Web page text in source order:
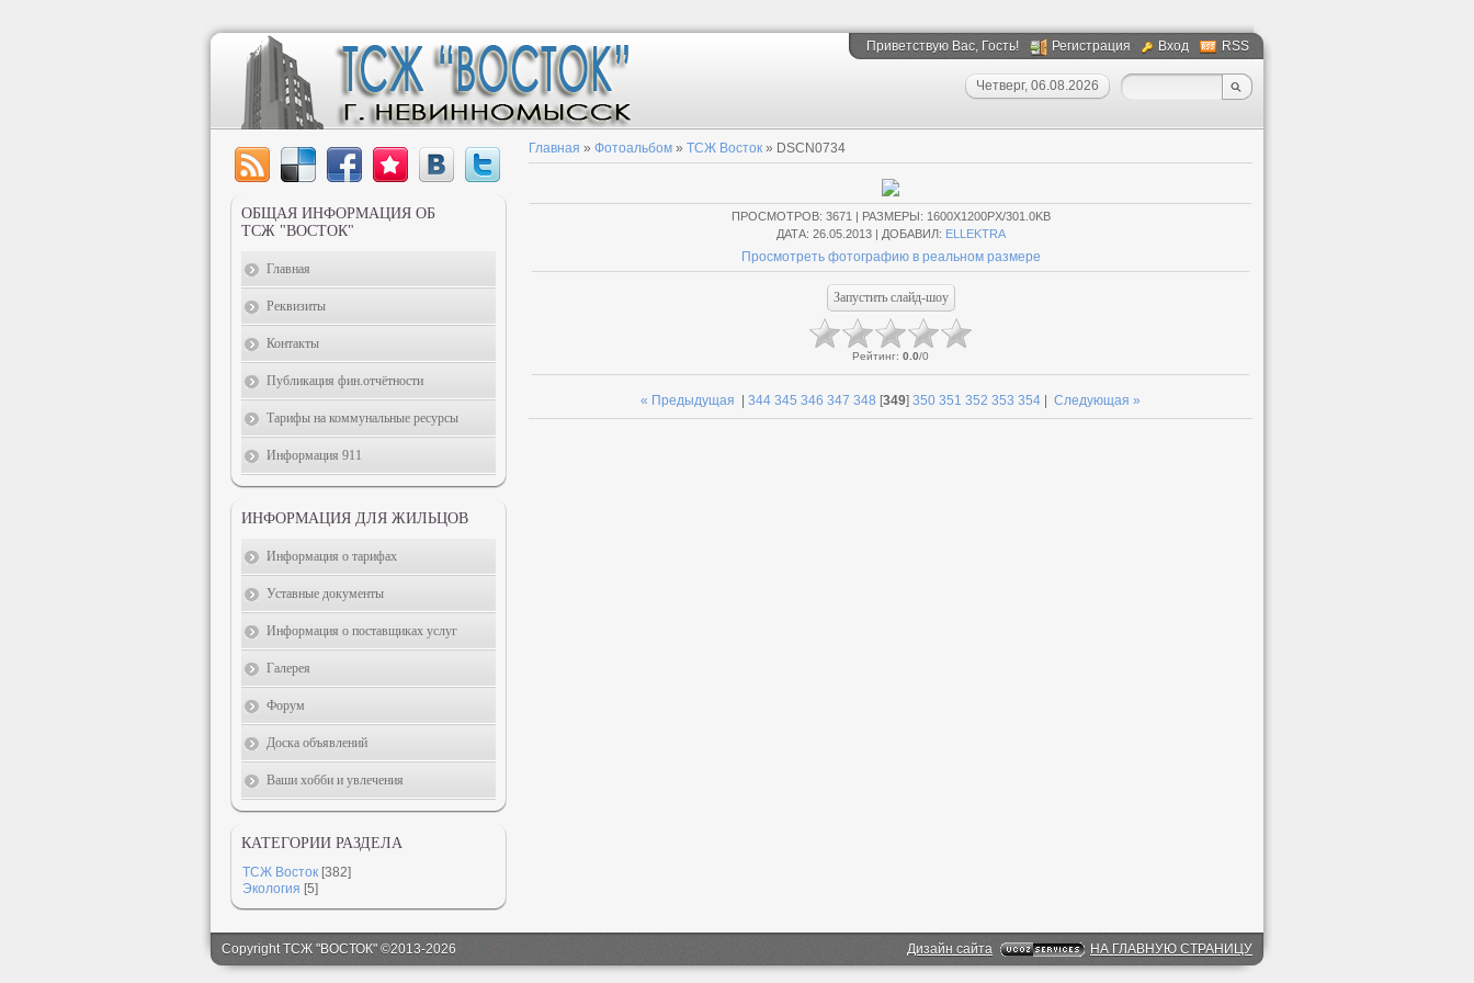
Приветствую Вас, Гость! Регистрация Вход RSS
Четверг, 06.08.2026
Главная » Фотоальбом » ТСЖ Восток » DSCN0734
ПРОСМОТРОВ: 3671 | РАЗМЕРЫ: 1600X1200PX/301.0KB
ДАТА: 26.05.2013 | ДОБАВИЛ: ELLEKTRA
Просмотреть фотографию в реальном размере
Рейтинг: 0.0/0
« Предыдущая 344 345 346 347 348 [349] 350 351 352 353 354 Следующая »
ОБЩАЯ ИНФОРМАЦИЯ ОБ
ТСЖ "ВОСТОК"
Главная
Реквизиты
Контакты
Публикация фин.отчётности
Тарифы на коммунальные ресурсы
Информация 911
ИНФОРМАЦИЯ ДЛЯ ЖИЛЬЦОВ
Информация о тарифах
Уставные документы
Информация о поставщиках услуг
Галерея
Форум
Доска объявлений
Ваши хобби и увлечения
КАТЕГОРИИ РАЗДЕЛА
ТСЖ Восток [382]
Экология [5]
Copyright ТСЖ "ВОСТОК" ©2013-2026 Дизайн сайта НА ГЛАВНУЮ СТРАНИЦУ